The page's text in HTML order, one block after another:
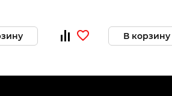
В корзину